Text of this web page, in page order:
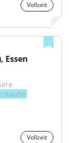
Vollzeit
Essen
Vollzeit